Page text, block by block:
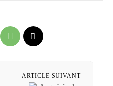
ARTICLE SUIVANT